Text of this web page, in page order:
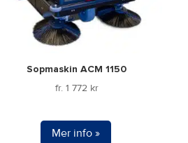
Sopmaskin ACM 1150
fr. 1 772 kr
Mer info »